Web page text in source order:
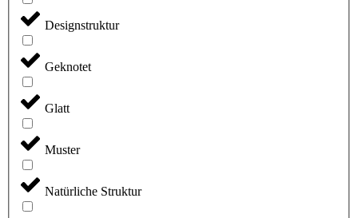
Designstruktur
Geknotet
Glatt
Muster
Natürliche Struktur